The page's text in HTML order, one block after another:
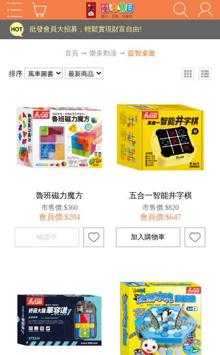
HOT
家長樂了!「風車書版集團暨FOOD超人企業總部」目前正興建中!
批發會員大招募，輕鬆實現財富自由!
老師您好!!幼教會員火熱招募中~
家長樂了!「風車書版集團暨FOOD超人企業總部」目前正興建中!
批發會員大招募，輕鬆實現財富自由!
老師您好!!幼教會員火熱招募中~
首頁 ➙ 樂多動漫 ➙ 益智桌遊
排序
魯班磁力魔方
市售價:$360
會員價:$284
五合一智能井字棋
市售價:$820
會員價:$647